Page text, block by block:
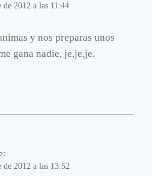
de 2012 a las 11:44
y nos preparas unos
gana nadie, je,je,je.
de 2012 a las 13:52